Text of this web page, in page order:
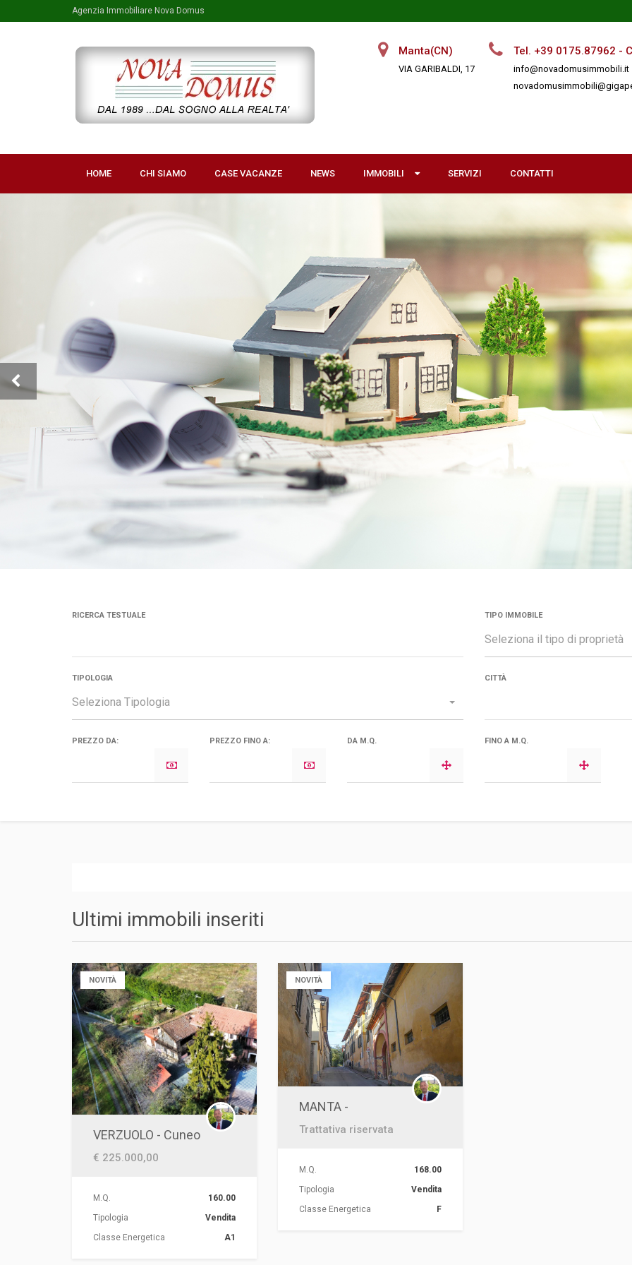
Agenzia Immobiliare Nova Domus
Tel. +39 0175.87962 -
info@novadomusimmobili.it
Manta(CN)
VIA GARIBALDI, 17
HOME CHI SIAMO CASE VACANZE NEWS IMMOBILI
IMMOBILI
Affitti
SERVIZI CONTATTI
Previous
RICERCA TESTUALE TIPO IMMOBILE
Seleziona il tipo di proprietà
TIPOLOGIA
Seleziona Tipologia
CITTÀ
PREZZO DA: PREZZO FINO A: DA M.Q. FINO A M.Q.
Ultimi immobili inseriti
NOVITÀ
VERZUOLO - Cuneo
€ 225.000,00
M.Q.
160.00
Tipologia
Vendita
Classe Energetica
A1
NOVITÀ
MANTA -
Trattativa riservata
M.Q.
168.00
Tipologia
Vendita
Classe Energetica
F